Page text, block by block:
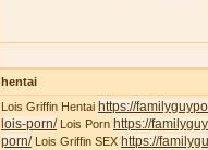
hentai
Lois Griffin Hentai https://
lois-porn/Lois Porn https://
porn/Lois Griffin SEX https://